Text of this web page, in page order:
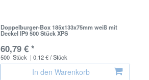
Doppelburger-Box 185x133x75mm weiß mit
Deckel IP9 500 Stück XPS
60,79 € *
500 Stück | 0,12 € / Stück
In den Warenkorb